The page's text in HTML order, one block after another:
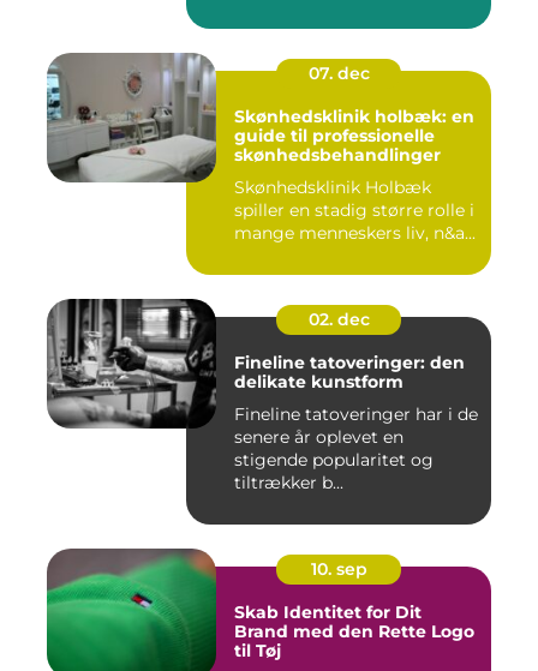
07. dec
Skønhedsklinik holbæk: en
guide til professionelle
skønhedsbehandlinger
Skønhedsklinik Holbæk
spiller en stadig større rolle i
mange menneskers liv, n&a...
02. dec
Fineline tatoveringer: den
delikate kunstform
Fineline tatoveringer har i de
senere år oplevet en
stigende popularitet og
tiltrækker b...
10. sep
Skab Identitet for Dit
Brand med den Rette Logo
til Tøj